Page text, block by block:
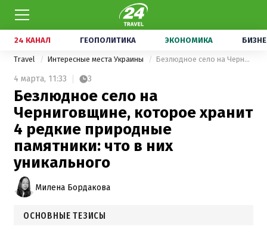
24 КАНАЛ ГЕОПОЛИТИКА ЭКОНОМИКА
Travel Интересные места Украины Безлюдное село на Черниговщине, которое хранит 4 редкие природные памятники: что в них уникального
4 марта, 11:33 3
Безлюдное село на
Черниговщине, которое хранит
4 редкие природные
памятники: что в них
уникального
Милена Бордакова
ОСНОВНЫЕ ТЕЗИСЫ